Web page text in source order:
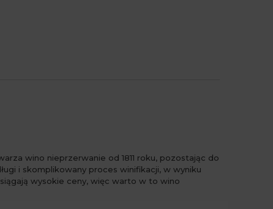
wino nieprzerwanie od 1811 roku, pozostając do
i skomplikowany proces winifikacji, w wyniku
wysokie ceny, więc warto w to wino